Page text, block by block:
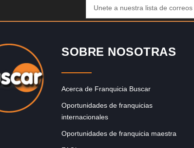
SOBRE NOSOTRAS
Acerca de Franquicia Buscar
Oportunidades de franquicias
internacionales
Oportunidades de franquicia maestra